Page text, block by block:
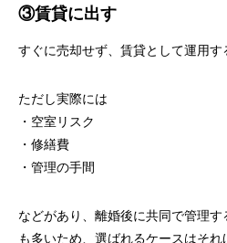
③賃貸に出す
すぐに売却せず、賃貸として運用す
ただし実際には
・空室リスク
・修繕費
・管理の手間
などがあり、離婚後に共同で管理
も多いため、選ばれるケースはそれ